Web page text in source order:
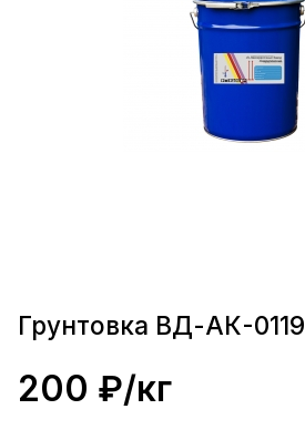
Грунтовка ВД-АК-0119
200 ₽/кг